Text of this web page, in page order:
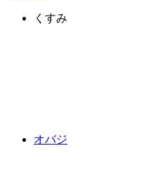
くすみ
オバジ